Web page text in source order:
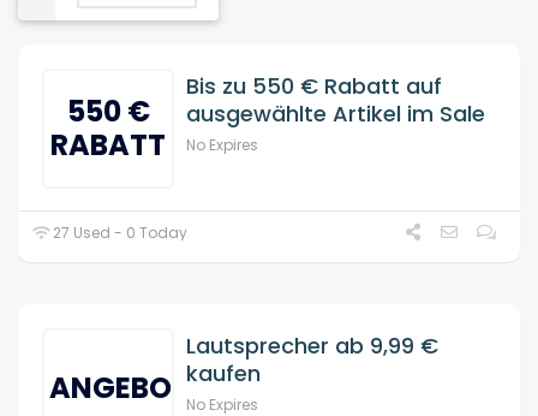
550 €
RABATT
Bis zu 550 € Rabatt auf
ausgewählte Artikel im Sale
No Expires
27 Used - 0 Today
ANGEBOT
Lautsprecher ab 9,99 €
kaufen
No Expires